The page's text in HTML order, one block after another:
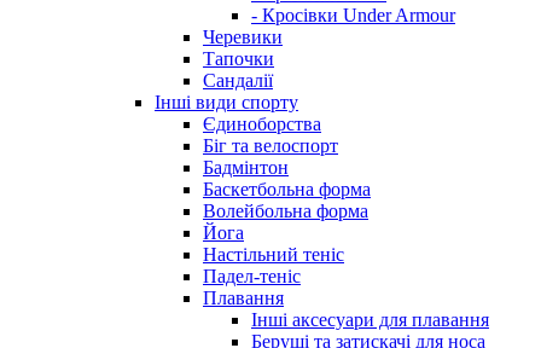
- Кросівки Under Armour
Черевики
Тапочки
Сандалії
Інші види спорту
Єдиноборства
Біг та велоспорт
Бадмінтон
Баскетбольна форма
Волейбольна форма
Йога
Настільний теніс
Падел-теніс
Плавання
Інші аксесуари для плавання
Беруші та затискачі для носа